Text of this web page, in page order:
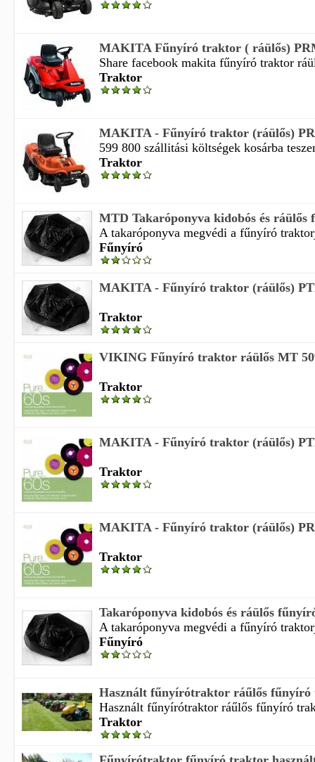
MAKITA Fűnyíró traktor ( ráülős)
Share facebook makita fűnyíró traktor
Traktor
MAKITA - Fűnyíró traktor (ráülős)
599 800 szállitási költségek kosárba
Traktor
MTD Takaróponyva kidobós és
A takaróponyva megvédi a fűnyíró
Fűnyíró
MAKITA - Fűnyíró traktor (ráülős)
Traktor
VIKING Fűnyíró traktor ráülős MT
Traktor
MAKITA - Fűnyíró traktor (ráülős)
Traktor
MAKITA - Fűnyíró traktor (ráülős)
Traktor
Takaróponyva kidobós és ráülős
A takaróponyva megvédi a fűnyíró
Fűnyíró
Használt fűnyírótraktor ráűlős fűnyíró
Használt fűnyírótraktor ráűlős fűnyíró
Traktor